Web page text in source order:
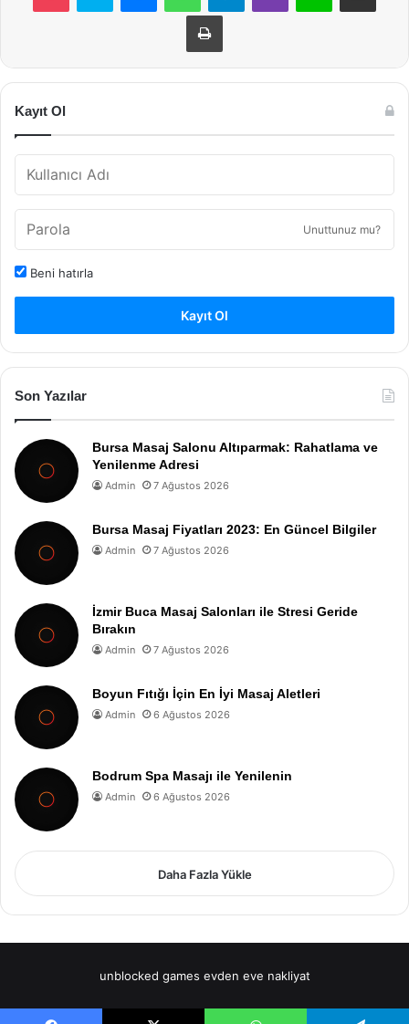
Yazdır
Kayıt Ol
Unuttunuz mu?
Beni hatırla
Kayıt Ol
Son Yazılar
Bursa Masaj Salonu Altıparmak: Rahatlama ve
Yenilenme Adresi
Admin 7 Ağustos 2026
Bursa Masaj Fiyatları 2023: En Güncel Bilgiler
Admin 7 Ağustos 2026
İzmir Buca Masaj Salonları ile Stresi Geride
Bırakın
Admin 7 Ağustos 2026
Boyun Fıtığı İçin En İyi Masaj Aletleri
Admin 6 Ağustos 2026
Bodrum Spa Masajı ile Yenilenin
Admin 6 Ağustos 2026
Daha Fazla Yükle
unblocked games evden eve nakliyat